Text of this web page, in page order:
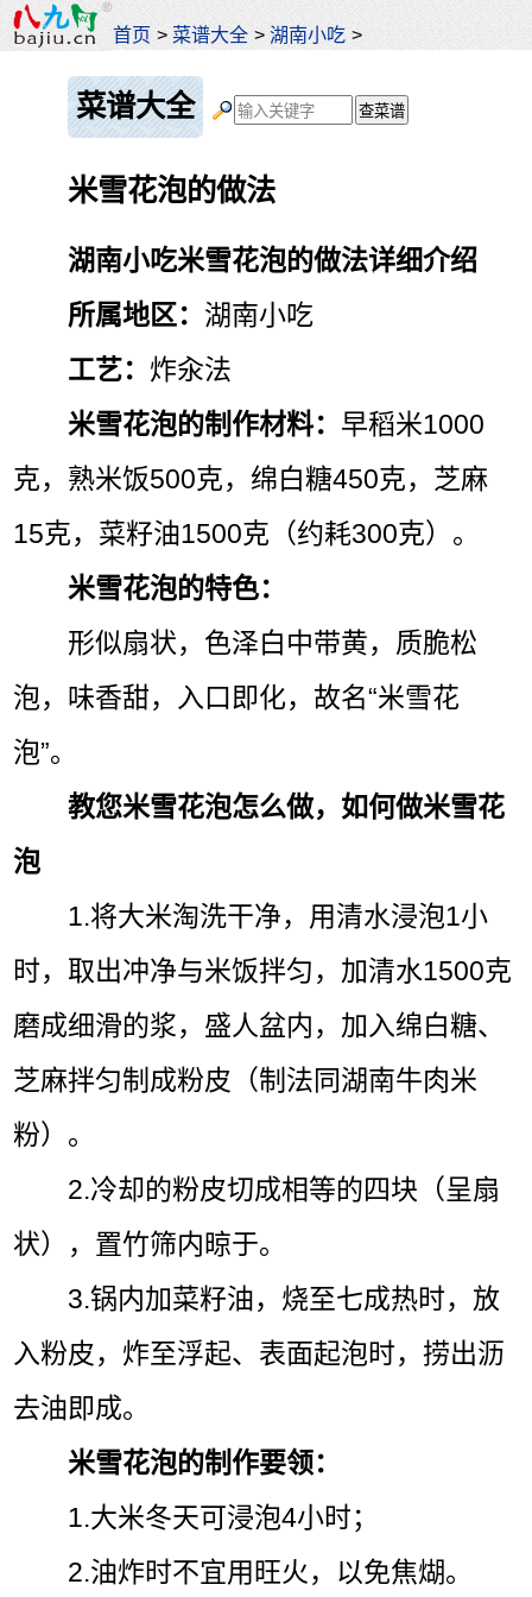
首页 > 菜谱大全 >湖南小吃 >
菜谱大全
米雪花泡的做法
湖南小吃米雪花泡的做法详细介绍
所属地区： 湖南小吃
工艺： 炸汆法
米雪花泡的制作材料： 早稻米1000
克，熟米饭500克，绵白糖450克，芝麻
15克，菜籽油1500克（约耗300克）。
米雪花泡的特色：
形似扇状，色泽白中带黄，质脆松
泡，味香甜，入口即化，故名“米雪花
泡”。
教您米雪花泡怎么做，如何做米雪花
泡
1.将大米淘洗干净，用清水浸泡1小
时，取出冲净与米饭拌匀，加清水1500克
磨成细滑的浆，盛人盆内，加入绵白糖、
芝麻拌匀制成粉皮（制法同湖南牛肉米
粉）。
2.冷却的粉皮切成相等的四块（呈扇
状），置竹筛内晾于。
3.锅内加菜籽油，烧至七成热时，放
入粉皮，炸至浮起、表面起泡时，捞出沥
去油即成。
米雪花泡的制作要领：
1.大米冬天可浸泡4小时；
2.油炸时不宜用旺火，以免焦煳。